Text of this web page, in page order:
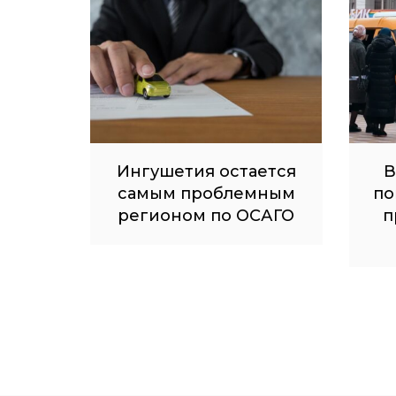
Ингушетия остается
самым проблемным
регионом по ОСАГО